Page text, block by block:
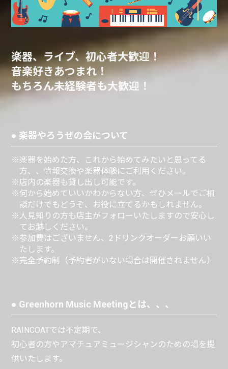
楽器、ライブ、初心者大歓迎！
音楽好きあつまれ！
もちろん未経験者も大歓迎！
● 楽器やろうぜの会について
※楽器を始めた方、これから始めてみたいと思ってる
方、、情報交換や楽器体験にご利用ください。
※店内の楽器も貸し出し可能です。
※何から始めていいかわからない方、ぜひメールでご相
談だけでもどうぞ、お役に立てるかもしれません。
※人見知りの方も店主がフォローいたしますので安心し
てお越しください。
※参加費はございません、2ドリンクオーダーお願いい
たします。
※完全予約制（予約者がいない場合は開催されません）
● Greenhorn Music Meetingとは、、、
RAINCOATでは不定期で、
初心者の方やアマチュアミュージシャンのための場を提
供いたします。